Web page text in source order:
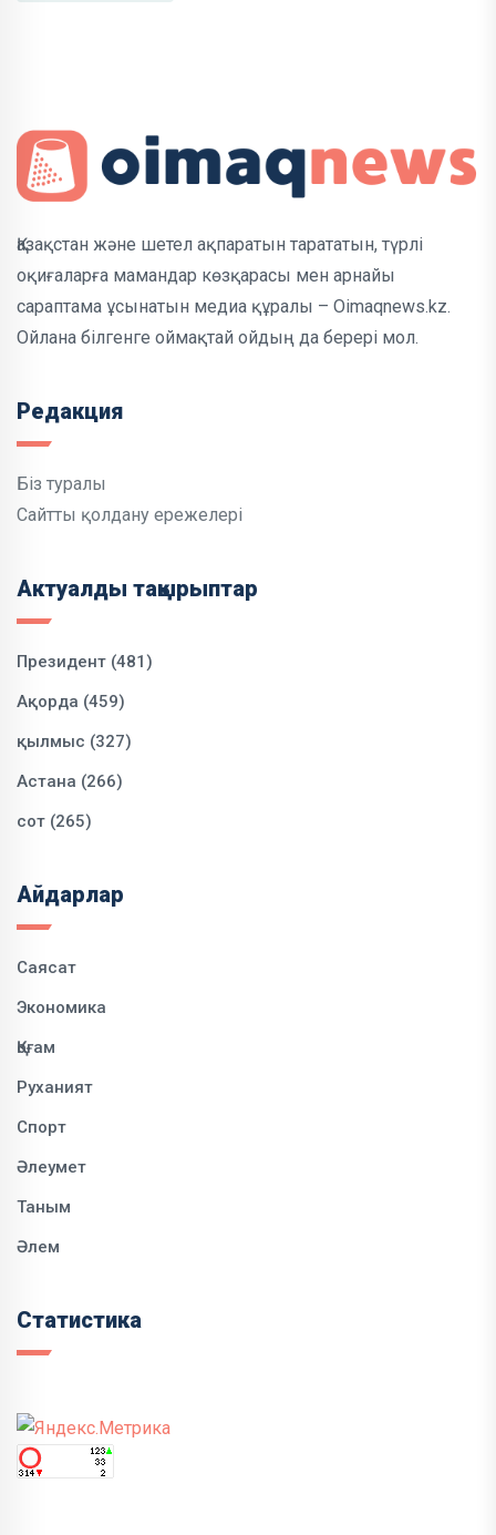
Қазақстан және шетел ақпаратын тарататын, түрлі
оқиғаларға мамандар көзқарасы мен арнайы
сараптама ұсынатын медиа құралы – Oimaqnews.kz.
Ойлана білгенге оймақтай ойдың да берері мол.
Редакция
Біз туралы
Сайтты қолдану ережелері
Актуалды тақырыптар
Президент (481)
Ақорда (459)
қылмыс (327)
Астана (266)
сот (265)
Айдарлар
Саясат
Экономика
Қоғам
Руханият
Спорт
Әлеумет
Таным
Әлем
Статистика